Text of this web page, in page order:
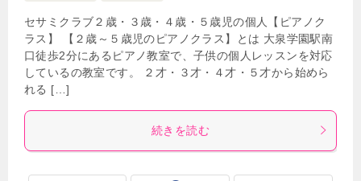
セサミクラブ２歳・３歳・４歳・５歳児の個人【ピアノク
ラス】 【２歳～５歳児のピアノクラス】とは 大泉学園駅南
口徒歩2分にあるピアノ教室で、子供の個人レッスンを対応
しているの教室です。 ２才・３才・４才・５才から始めら
れる […]
続きを読む